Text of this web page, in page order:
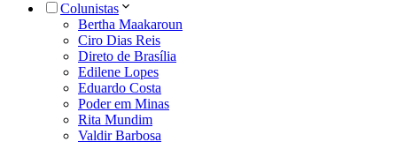
Colunistas
Bertha Maakaroun
Ciro Dias Reis
Direto de Brasília
Edilene Lopes
Eduardo Costa
Poder em Minas
Rita Mundim
Valdir Barbosa